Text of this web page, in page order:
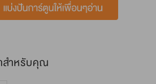
สำหรับคุณ